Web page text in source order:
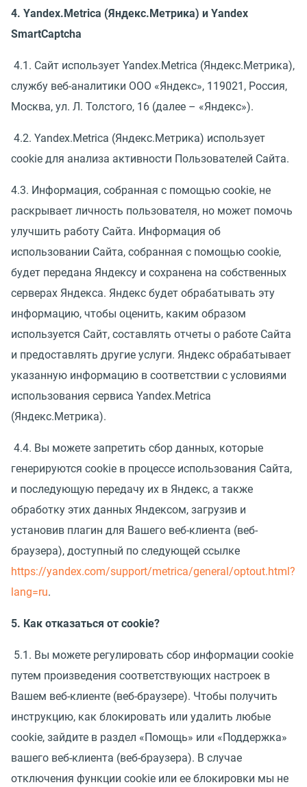
4. Yandex.Metrica (Яндекс.Метрика) и Yandex
SmartCaptcha
4.1. Сайт использует Yandex.Metrica (Яндекс.Метрика),
службу веб-аналитики ООО «Яндекс», 119021, Россия,
Москва, ул. Л. Толстого, 16 (далее – «Яндекс»).
4.2. Yandex.Metrica (Яндекс.Метрика) использует
cookie для анализа активности Пользователей Сайта.
4.3. Информация, собранная с помощью cookie, не
раскрывает личность пользователя, но может помочь
улучшить работу Сайта. Информация об
использовании Сайта, собранная с помощью cookie,
будет передана Яндексу и сохранена на собственных
серверах Яндекса. Яндекс будет обрабатывать эту
информацию, чтобы оценить, каким образом
используется Сайт, составлять отчеты о работе Сайта
и предоставлять другие услуги. Яндекс обрабатывает
указанную информацию в соответствии с условиями
использования сервиса Yandex.Metrica
(Яндекс.Метрика).
4.4. Вы можете запретить сбор данных, которые
генерируются cookie в процессе использования Сайта,
и последующую передачу их в Яндекс, а также
обработку этих данных Яндексом, загрузив и
установив плагин для Вашего веб-клиента (веб-
браузера), доступный по следующей ссылке
https://yandex.com/support/metrica/general/optout.html?
lang=ru.
5. Как отказаться от cookie?
5.1. Вы можете регулировать сбор информации cookie
путем произведения соответствующих настроек в
Вашем веб-клиенте (веб-браузере). Чтобы получить
инструкцию, как блокировать или удалить любые
cookie, зайдите в раздел «Помощь» или «Поддержка»
вашего веб-клиента (веб-браузера). В случае
отключения функции cookie или ее блокировки мы не